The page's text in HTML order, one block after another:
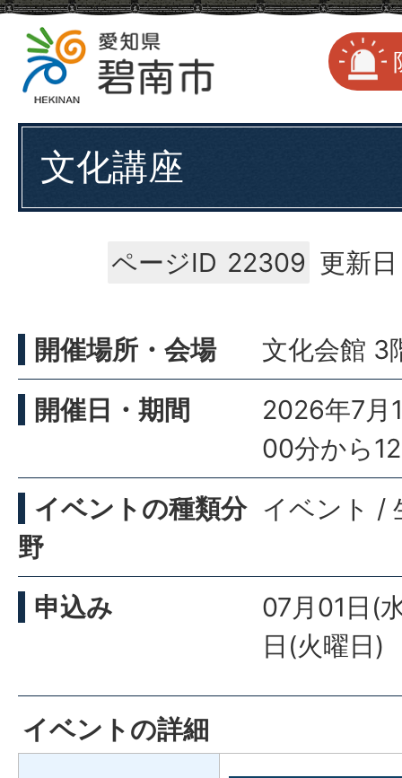
文化講座
ページID 22309 更新
開催場所・会場
文化会館 3
開催日・期間
2026年7月
00分から
イベントの種類分
野
イベント /
申込み
07月01日(
日(火曜日)
イベントの詳細